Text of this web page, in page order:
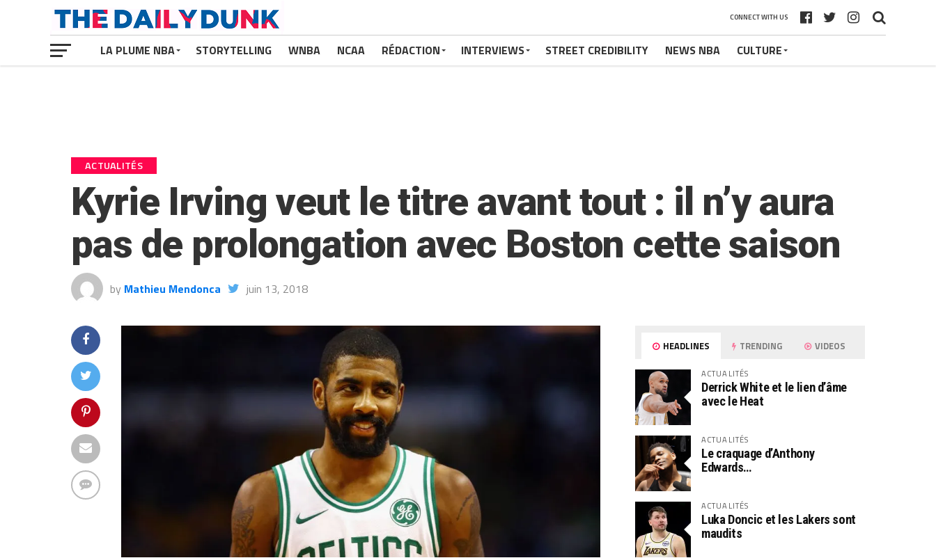
CONNECT WITH US
LA PLUME NBA STORYTELLING WNBA NCAA RÉDACTION INTERVIEWS STREET CREDIBILITY NEWS NBA CULTURE
ACTUALITÉS
Kyrie Irving veut le titre avant tout : il n’y aura
pas de prolongation avec Boston cette saison
by Mathieu Mendonca juin 13, 2018
HEADLINES TRENDING VIDEOS
ACTUALITÉS
Derrick White et le lien d’âme
avec le Heat
ACTUALITÉS
Le craquage d’Anthony
Edwards…
ACTUALITÉS
Luka Doncic et les Lakers sont
maudits